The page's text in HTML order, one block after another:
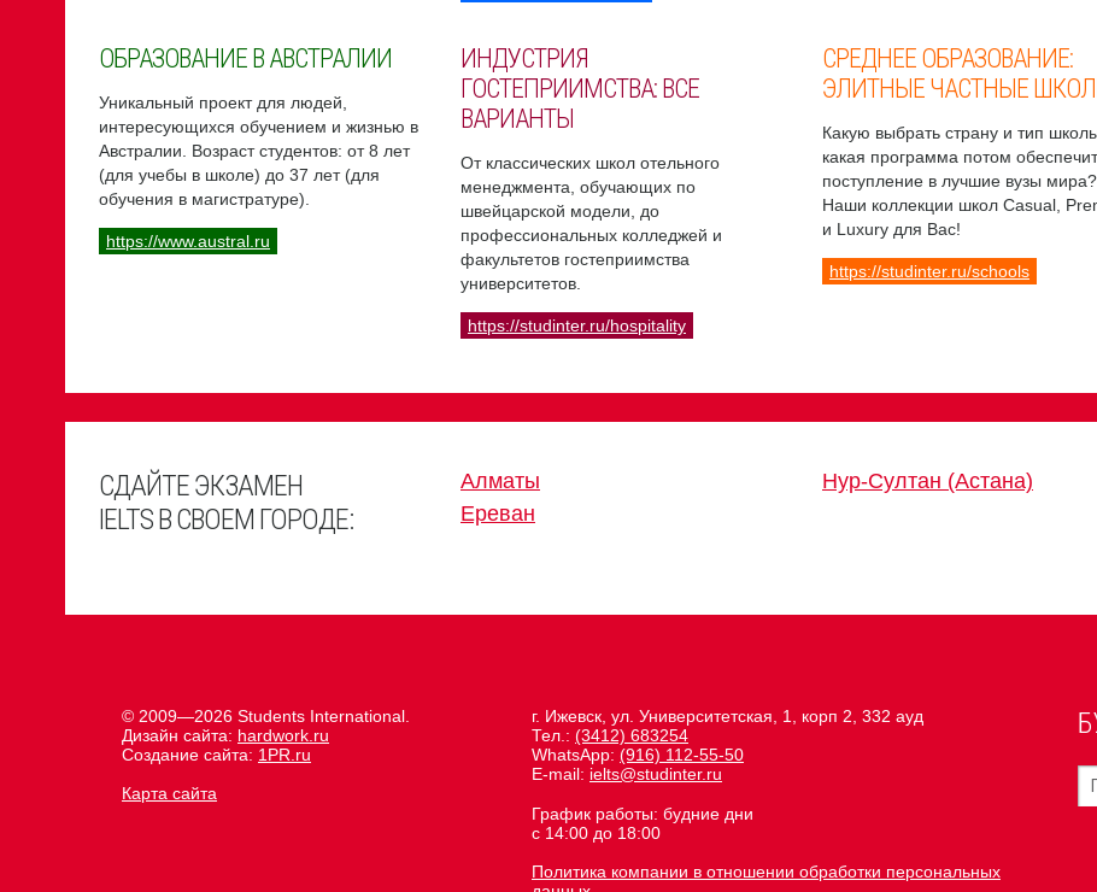
ОБРАЗОВАНИЕ В АВСТРАЛИИ
Уникальный проект для людей,
интересующихся обучением и жизнью в
Австралии. Возраст студентов: от 8 лет
(для учебы в школе) до 37 лет (для
обучения в магистратуре).
https://www.austral.ru
ИНДУСТРИЯ
ГОСТЕПРИИМСТВА: ВСЕ
ВАРИАНТЫ
От классических школ отельного
менеджмента, обучающих по
швейцарской модели, до
профессиональных колледжей и
факультетов гостеприимства
университетов.
https://studinter.ru/hospitality
СРЕДНЕЕ ОБРАЗОВАНИЕ:
ЭЛИТНЫЕ ЧАСТНЫЕ
Какую выбрать страну и тип
какая программа потом обеспечит
поступление в лучшие вузы мира?
Наши коллекции школ Casual,
и Luxury для Вас!
https://studinter.ru/schools
СДАЙТЕ ЭКЗАМЕН
IELTS В СВОЕМ ГОРОДЕ:
Алматы
Ереван
Нур-Султан (Астана)
г. Ижевск, ул. Университетская, 1, корп 2, 332 ауд
Тел.: (3412) 683254
WhatsApp: (916) 112-55-50
E-mail: ielts@studinter.ru
График работы: будние дни
с 14:00 до 18:00
Политика компании в отношении обработки персональных
© 2009—2026 Students International.
Дизайн сайта: hardwork.ru
Создание сайта: 1PR.ru
Карта сайта